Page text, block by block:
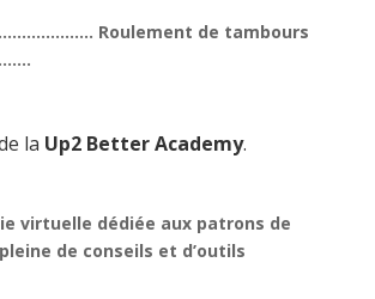
Roulement de tambours
la Up2 Better Academy.
virtuelle dédiée aux patrons de
pleine de conseils et d’outils